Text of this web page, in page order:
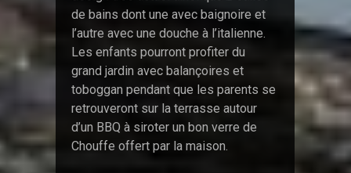
de bains dont une avec baignoire et
l’autre avec une douche à l’italienne.
Les enfants pourront profiter du
grand jardin avec balançoires et
toboggan pendant que les parents se
retrouveront sur la terrasse autour
d’un BBQ à siroter un bon verre de
Chouffe offert par la maison.